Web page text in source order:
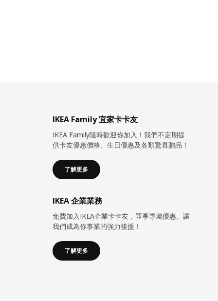
IKEA Family 宜家卡卡友
IKEA Family隨時歡迎你加入！我們不定期提
供卡友優惠價格、生日優惠及各類驚喜贈品！
了解更多
IKEA 企業業務
免費加入IKEA企業卡卡友，即享專屬優惠。讓
我們成為你事業的強力後援！
了解更多